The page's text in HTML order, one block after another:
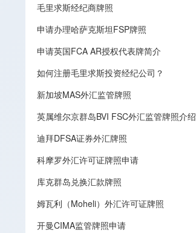
毛里求斯经纪商牌照
申请办理哈萨克斯坦FSP牌照
申请英国FCA AR授权代表牌简介
如何注册毛里求斯投资经纪公司？
新加坡MAS外汇监管牌照
英属维尔京群岛BVI FSC外汇监管牌照介绍
迪拜DFSA证券外汇牌照
科摩罗外汇许可证牌照申请
库克群岛兑换汇款牌照
姆瓦利（Moheli）外汇许可证牌照
开曼CIMA监管牌照申请